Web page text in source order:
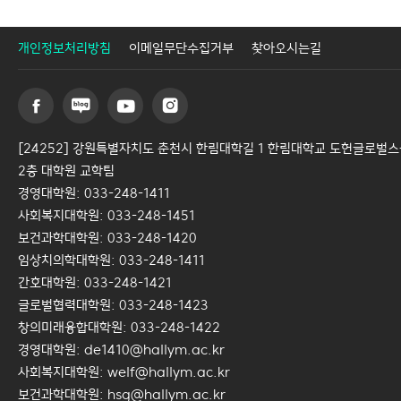
개인정보처리방침 이메일무단수집거부 찾아오시는길
[24252] 강원특별자치도 춘천시 한림대학길 1 한림대학교 도헌글로벌
2층 대학원 교학팀
경영대학원: 033-248-1411
사회복지대학원: 033-248-1451
보건과학대학원: 033-248-1420
임상치의학대학원: 033-248-1411
간호대학원: 033-248-1421
글로벌협력대학원: 033-248-1423
창의미래융합대학원: 033-248-1422
경영대학원: de1410@hallym.ac.kr
사회복지대학원: welf@hallym.ac.kr
보건과학대학원: hsg@hallym.ac.kr